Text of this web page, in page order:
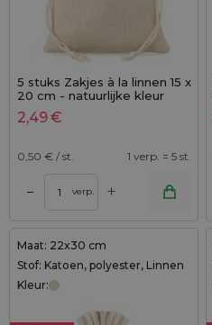
5 stuks Zakjes à la linnen 15 x
20 cm - natuurlijke kleur
2,49€
0,50 € / st. 1 verp. = 5 st.
– verp. +
Maat: 22x30 cm
Stof: Katoen, polyester, Linnen
Kleur: